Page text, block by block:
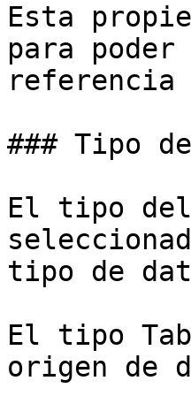
Esta
para
referencia
### Tipo
El tipo del
tipo de
El tipo
origen de